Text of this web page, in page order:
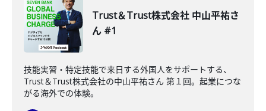
Trust＆Trust株式会社 中山平祐さ
ん #1
技能実習・特定技能で来日する外国人をサポートする、
Trust＆Trust株式会社の中山平祐さん 第１回。起業につな
がる海外での体験。